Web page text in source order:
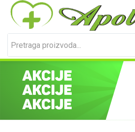
Prijavite se
Unesite svoje korisničko ime i lozinku za